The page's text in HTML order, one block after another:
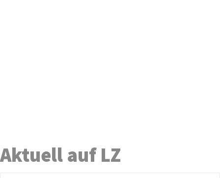
Aktuell auf LZ